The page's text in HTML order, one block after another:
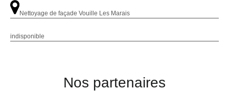
Nettoyage de façade Vouille Les Marais
indisponible
Nos partenaires